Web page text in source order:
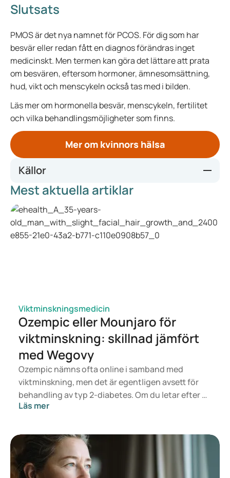
Slutsats
PMOS är det nya namnet för PCOS. För dig som har
besvär eller redan fått en diagnos förändras inget
medicinskt. Men termen kan göra det lättare att prata
om besvären, eftersom hormoner, ämnesomsättning,
hud, vikt och menscykeln också tas med i bilden.
Läs mer om hormonella besvär, menscykeln, fertilitet
och vilka behandlingsmöjligheter som finns.
Mer om kvinnors hälsa
Källor
Polyendocrine Metabolic Ovarian Syndrome: New
name to improve diagnosis and care of condition
affecting 170 million women worldwide | Endocrine
Society
Polyendocrine Metabolic Ovarian Syndrome (PMOS) is
Polycystic Ovary Syndrome
Polyendocrine Metabolic Ovarian Syndrome: New
name to improve diagnosis and care of condition
affecting 170 million women worldwide | Endocrine
Society
Mest aktuella artiklar
Viktminskningsmedicin
Ozempic eller Mounjaro för
viktminskning: skillnad jämfört
med Wegovy
Ozempic nämns ofta online i samband med
viktminskning, men det är egentligen avsett för
behandling av typ 2-diabetes. Om du letar efter en
behandling för viktkontroll är det snarare
aktuella. Vilken behandling som passar dig bäst
avgörs av en läkare utifrån din hälsa, ditt BMI och
din medicinanvändning.
Läs mer